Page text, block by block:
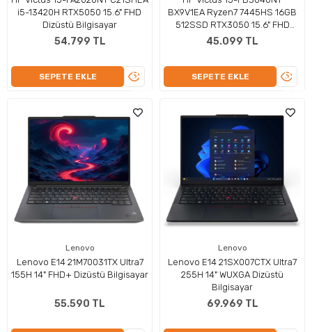
i5-13420H RTX5050 15.6" FHD
Dizüstü Bilgisayar
54.799 TL
SEPETE EKLE
ÜRÜNÜ
BX9V1EA Ryzen7 7445HS 16GB
512SSD RTX3050 15.6" FHD
FreeDOS Dizüstü Bilgisayar
45.099 TL
SEPETE EKLE
Lenovo
Lenovo E14 21M70031TX Ultra7
155H 14" FHD+ Dizüstü Bilgisayar
55.590 TL
Lenovo
Lenovo E14 21SX007CTX Ultra7
255H 14" WUXGA Dizüstü
Bilgisayar
69.969 TL